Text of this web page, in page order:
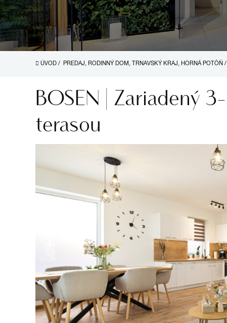
ÚVOD / PREDAJ, RODINNÝ DOM, TRNAVSKÝ KRAJ, HORNÁ POTÔŇ /
BOSEN | Zariadený
terasou